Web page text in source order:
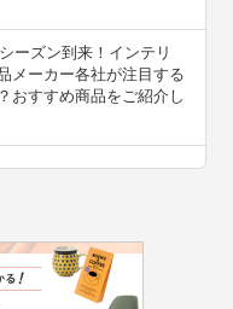
ーズン到来！インテリ
メーカー各社が注目する
おすすめ商品をご紹介し